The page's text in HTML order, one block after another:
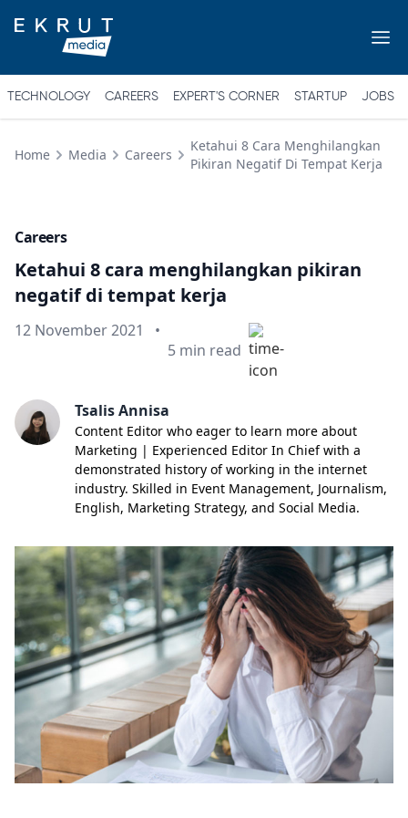
TECHNOLOGY CAREERS EXPERT'S CORNER STARTUP JOBS
Home Media Careers
Ketahui 8 Cara Menghilangkan
Pikiran Negatif Di Tempat Kerja
Careers
Ketahui 8 cara menghilangkan pikiran
negatif di tempat kerja
Published on
12 November 2021
•
Min read
5 min read
Tsalis Annisa
Content Editor who eager to learn more about
Marketing | Experienced Editor In Chief with a
demonstrated history of working in the internet
industry. Skilled in Event Management, Journalism,
English, Marketing Strategy, and Social Media.